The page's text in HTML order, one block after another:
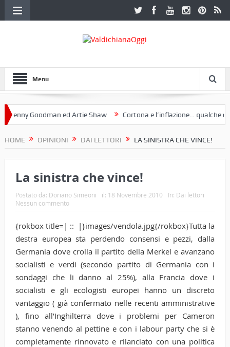
Menu
Goodman ed Artie Shaw Cortona e l’inflazione… qualche
HOME OPINIONI DAI LETTORI LA SINISTRA CHE VINCE!
La sinistra che vince!
Postato da: Doriano Simeoni il: 18 Novembre 2010 In: Dai lettori
Nessun commento
{rokbox title=| :: |}images/vendola.jpg{/rokbox}Tutta la
destra europea sta perdendo consensi e pezzi, dalla
Germania dove crolla il partito della Merkel e avanzano
socialisti e verdi (secondo partito di Germania con i
sondaggi che li danno al 25%), alla Francia dove i
socialisti e gli ecologisti europei hanno un discreto
vantaggio ( già confermato nelle recenti amministrative
), fino all’Inghilterra dove i problemi per Cameron
stanno venendo al pettine e con i labour party che si è
completamente rinnovato e rilanciato con una politica